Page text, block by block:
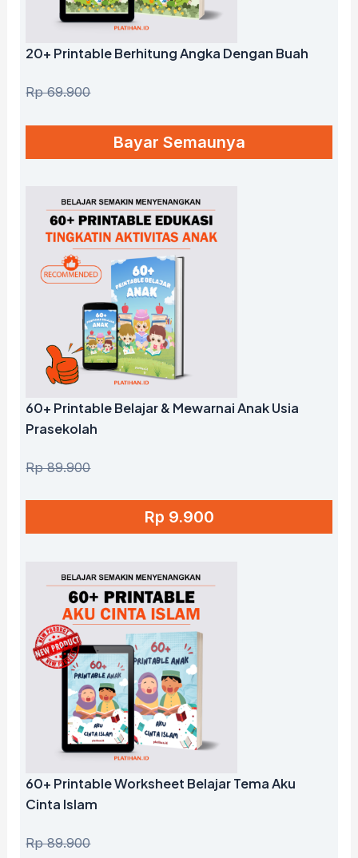
20+ Printable Berhitung Angka Dengan Buah
Rp 69.900
Bayar Semaunya
60+ Printable Belajar & Mewarnai Anak Usia
Prasekolah
Rp 89.900
Rp 9.900
60+ Printable Worksheet Belajar Tema Aku
Cinta Islam
Rp 89.900